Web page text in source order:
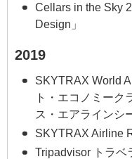
Cellars in the Sky
Design」
2019
SKYTRAX World
ト・エコノミーク
ス・エアラインシ
SKYTRAX Airline
Tripadvisor トラ